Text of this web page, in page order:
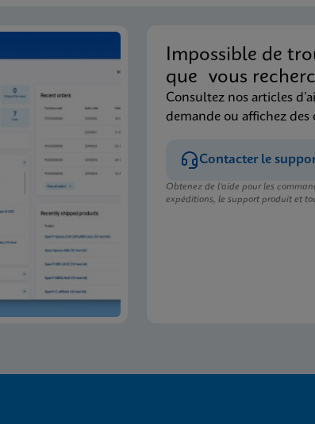
Impossible de
que vous
Consultez nos articles
demande ou affichez des
Contacter le
Obtenez de l’aide pour les
expéditions, le support produit et